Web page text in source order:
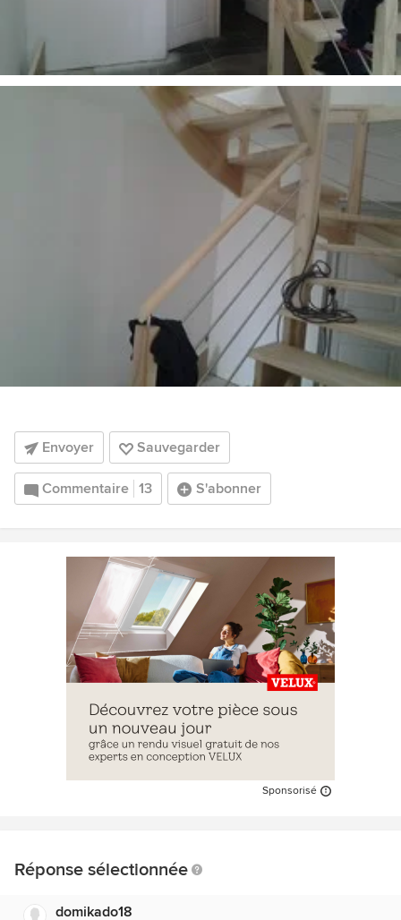
Envoyer Sauvegarder
Commentaire 13 S'abonner
Sponsorisé
Réponse sélectionnée
domikado18